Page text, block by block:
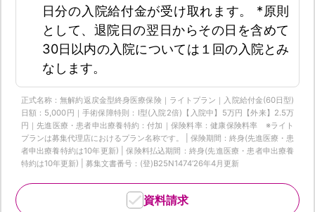
日分の入院給付金が受け取れます。 *原則
として、退院日の翌日からその日を含めて
30日以内の入院については１回の入院とみ
なします。
正式名称：無解約返戻金型終身医療保険｜ライトプラン｜入院給付金(60日型)
日額：5,000円｜手術保障特則：Ⅰ型(入院2倍)【入院中】5万円【外来】2.5万
円｜先進医療・患者申出療養特約：付加｜保険料率：健康保険料率 ※ライト
プランは募集代理店におけるプラン名称です。 | 保険期間：終身(先進医療・患
者申出療養特約は10年更新) | 保険料払込期間：終身(先進医療・患者申出療養
特約は10年更新) | 募集文書番号：(登)B25N1474‘26年4月更新
資料請求